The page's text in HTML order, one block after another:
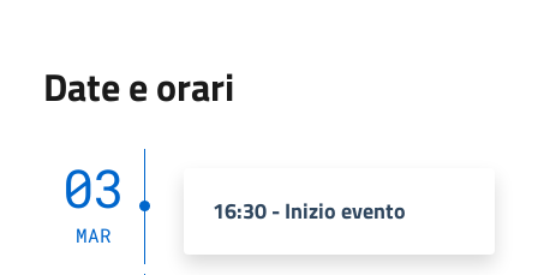
Date e orari
03
MAR
16:30 - Inizio evento